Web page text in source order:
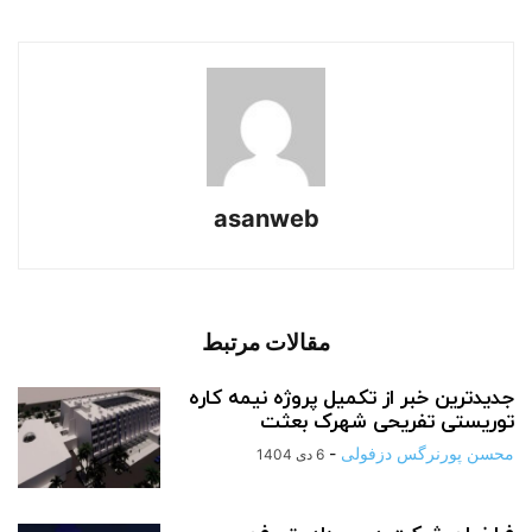
asanweb
مقالات مرتبط
جدیدترین خبر از تکمیل پروژه نیمه کاره
توریستی تفریحی شهرک بعثت
محسن پورنرگس دزفولی - 6 دی 1404